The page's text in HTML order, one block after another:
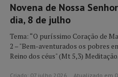
Novena de Nossa
dia, 8 de julho
Tema: “O puríssimo Coração de
2 – "Bem-aventurados os pobres
Reino dos céus" (Mt 5,3)
Criado: 07 julho 2026
Atualizado em